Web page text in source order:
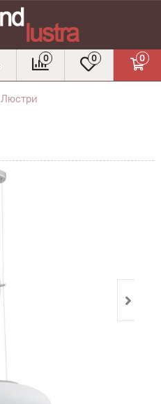
0 0 0
Люстри